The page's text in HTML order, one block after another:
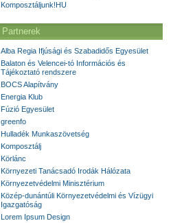
Komposztáljunk!HU
Partnerek
Alba Regia Ifjúsági és Szabadidős Egyesület
Balaton és Velencei-tó Információs és
Tájékoztató rendszere
BOCS Alapítvány
Energia Klub
Fúzió Egyesület
greenfo
Hulladék Munkaszövetség
Komposztálj
Körlánc
Környezeti Tanácsadó Irodák Hálózata
Környezetvédelmi Minisztérium
Közép-dunántúli Környezetvédelmi és Vízügyi
Igazgatóság
Lorem Ipsum Design